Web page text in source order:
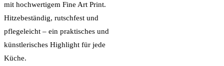
mit hochwertigem Fine Art Print.
Hitzebeständig, rutschfest und
pflegeleicht – ein praktisches und
künstlerisches Highlight für jede
Küche.